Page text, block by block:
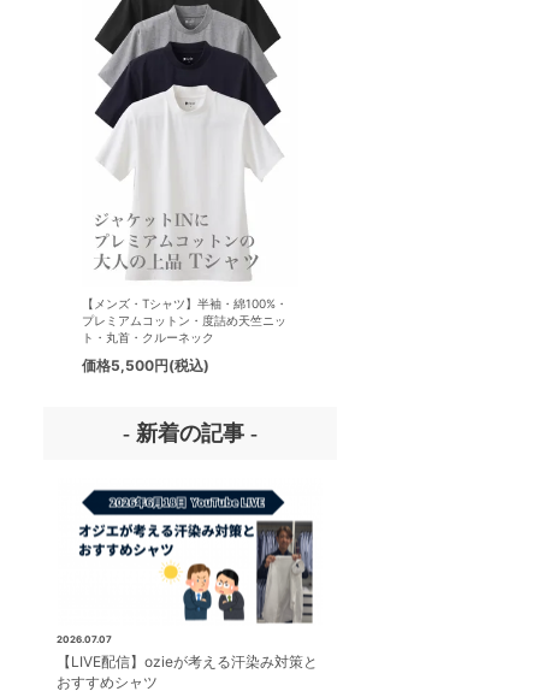
【メンズ・Tシャツ】半袖・綿100%・
プレミアムコットン・度詰め天竺ニッ
ト・丸首・クルーネック
価格5,500円(税込)
- 新着の記事 -
2026.07.07
【LIVE配信】ozieが考える汗染み対策と
おすすめシャツ